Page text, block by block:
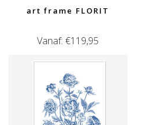
art frame FLORIT
Vanaf: €119,95